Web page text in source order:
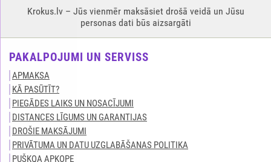
Krokus.lv – Jūs vienmēr maksāsiet drošā veidā un Jūsu
personas dati būs aizsargāti
PAKALPOJUMI UN SERVISS
APMAKSA
KĀ PASŪTĪT?
PIEGĀDES LAIKS UN NOSACĪJUMI
DISTANCES LĪGUMS UN GARANTIJAS
DROŠIE MAKSĀJUMI
PRIVĀTUMA UN DATU UZGLABĀŠANAS POLITIKA
PUŠĶQA APKOPE